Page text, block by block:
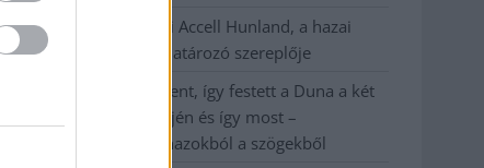
Csődbe ment a tószegi Accell Hunland, a hazai
kerékpárgyártás meghatározó szereplője
Egyszer fent, egyszer lent, így festett a Duna a két
évvel ezelőtti árvíz idején és így most –
fotógyűjtemény ugyanazokból a szögekből